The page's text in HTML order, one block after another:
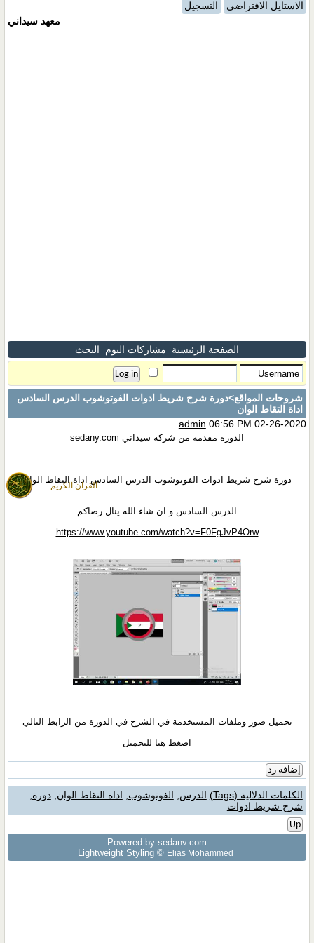
القران الكريم
الاستايل الافتراضي
التسجيل
معهد سيداني
الصفحة الرئيسية مشاركات اليوم البحث
شروحات المواقع>دورة شرح شريط ادوات الفوتوشوب الدرس السادس
اداة التقاط الوان
admin 06:56 PM 02-26-2020
الدورة مقدمة من شركة سيداني sedany.com
دورة شرح شريط ادوات الفوتوشوب الدرس السادس اداة التقاط الوان
الدرس السادس و ان شاء الله ينال رضاكم
https://www.youtube.com/watch?v=F0FgJvP4Orw
تحميل صور وملفات المستخدمة في الشرح في الدورة من الرابط التالي
اضغط هنا للتحميل
إضافة رد
الكلمات الدلالية (Tags) :الدرس الفوتوشوب اداة التقاط الوان ,دورة
شرح شريط ادوات
Up
Powered by sedany.com
Lightweight Styling © Elias Mohammed